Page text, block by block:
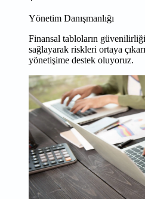
Yönetim Danışmanlığı
Finansal tabloların
sağlayarak riskleri ortaya
yönetişime destek oluyoruz.